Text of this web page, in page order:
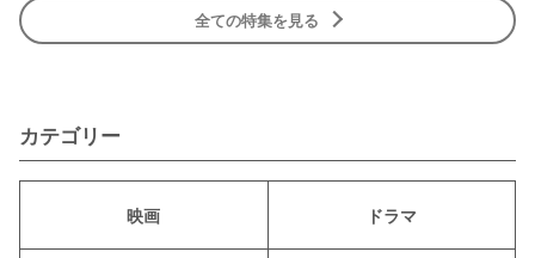
全ての特集を見る
カテゴリー
映画 ドラマ